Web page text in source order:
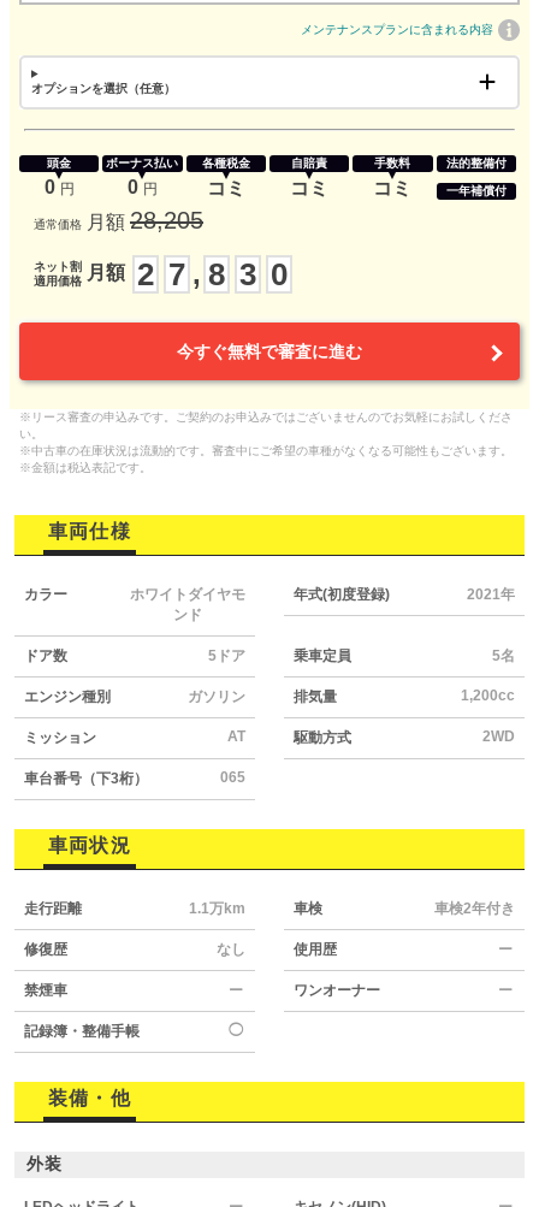
メンテナンスプランに含まれる内容
オプションを選択（任意）
頭金
0 円
ボーナス払い
0 円
各種税金
コミ
自賠責
コミ
手数料
コミ
法的整備付
一年補償付
通常価格 月額 28,205
ネット割
適用価格
月額 2 7 , 8 3 0
今すぐ無料で審査に進む
※リース審査の申込みです。ご契約のお申込みではございませんのでお気軽にお試しくださ
い。
※中古車の在庫状況は流動的です。審査中にご希望の車種がなくなる可能性もございます。
※金額は税込表記です。
車両仕様
カラー
ホワイトダイヤモ
ンド
年式(初度登録) 2021年
ドア数 5ドア 乗車定員 5名
エンジン種別 ガソリン 排気量 1,200cc
ミッション AT 駆動方式 2WD
車台番号（下3桁） 065
車両状況
走行距離 1.1万km 車検 車検2年付き
修復歴 なし 使用歴 ー
禁煙車 ー ワンオーナー ー
記録簿・整備手帳 ◯
装備・他
外装